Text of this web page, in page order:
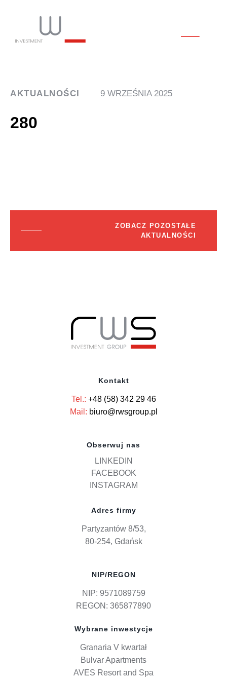
AKTUALNOŚCI 9 WRZEŚNIA 2025
280
ZOBACZ POZOSTAŁE
AKTUALNOŚCI
Kontakt
Tel.: +48 (58) 342 29 46
Mail: biuro@rwsgroup.pl
Obserwuj nas
LINKEDIN
FACEBOOK
INSTAGRAM
Adres firmy
Partyzantów 8/53,
80-254, Gdańsk
NIP/REGON
NIP: 9571089759
REGON: 365877890
Wybrane inwestycje
Granaria V kwartał
Bulvar Apartments
AVES Resort and Spa